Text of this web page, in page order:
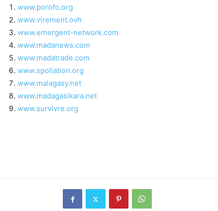
www.porofo.org
www.virement.ovh
www.emergent-network.com
www.madanews.com
www.madatrade.com
www.spoliation.org
www.malagasy.net
www.madagasikara.net
www.survivre.org